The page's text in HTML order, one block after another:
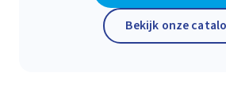
Bekijk onze